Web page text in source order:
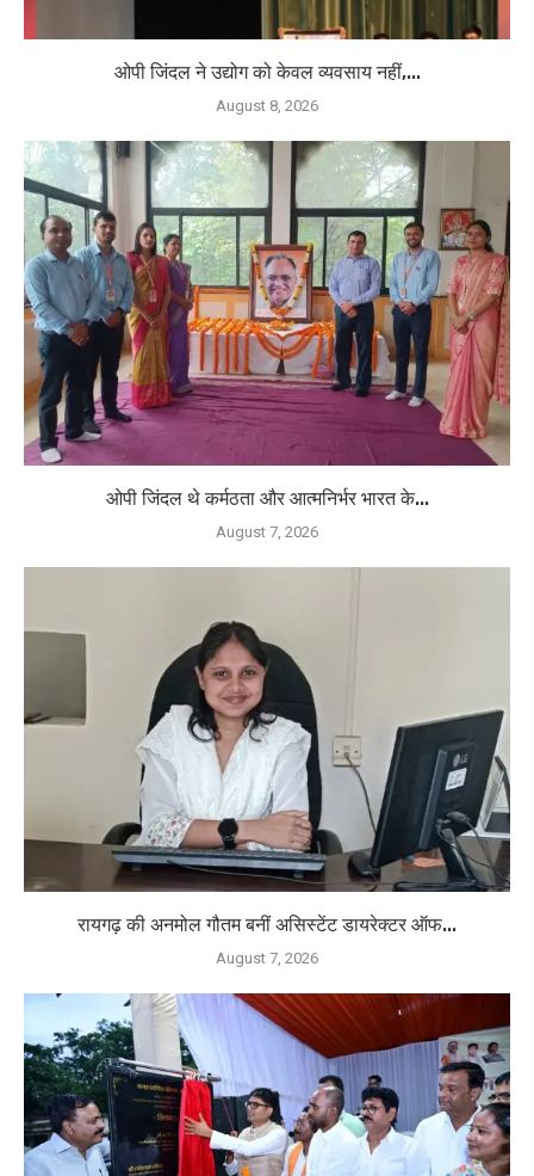
ओपी जिंदल ने उद्योग को केवल व्यवसाय नहीं,...
August 8, 2026
ओपी जिंदल थे कर्मठता और आत्मनिर्भर भारत के...
August 7, 2026
रायगढ़ की अनमोल गौतम बनीं असिस्टेंट डायरेक्टर ऑफ...
August 7, 2026